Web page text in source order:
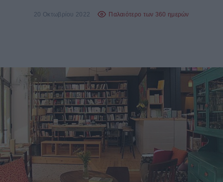
20 Οκτωβρίου 2022 Παλαιότερο των 360 ημερών